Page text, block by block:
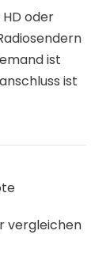
oder
ist
ist
vergleichen